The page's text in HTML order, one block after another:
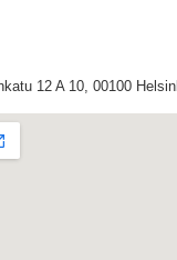
12 A 10, 00100